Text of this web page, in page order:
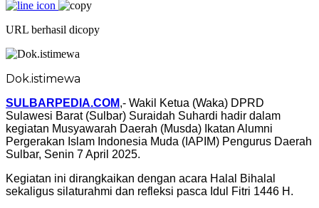
URL berhasil dicopy
Dok.istimewa
SULBARPEDIA.COM,- Wakil Ketua (Waka) DPRD
Sulawesi Barat (Sulbar) Suraidah Suhardi hadir dalam
kegiatan Musyawarah Daerah (Musda) Ikatan Alumni
Pergerakan Islam Indonesia Muda (IAPIM) Pengurus Daerah
Sulbar, Senin 7 April 2025.
Kegiatan ini dirangkaikan dengan acara Halal Bihalal
sekaligus silaturahmi dan refleksi pasca Idul Fitri 1446 H.